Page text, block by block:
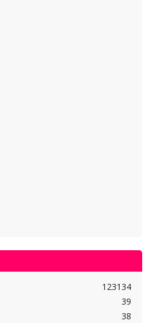
123134
39
38